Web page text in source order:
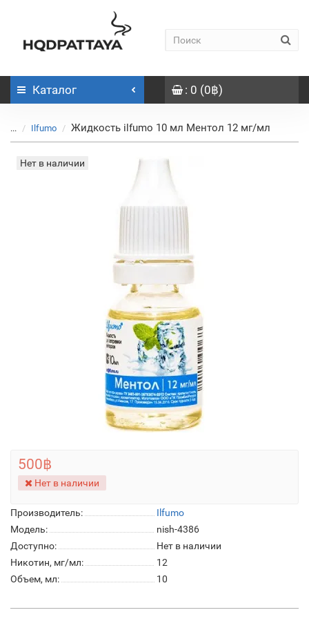
Каталог : 0 (0฿)
... Ilfumo Жидкость ilfumo 10 мл Ментол 12 мг/мл
Нет в наличии
Производитель:
Ilfumo
Модель:
nish-4386
Доступно:
Нет в наличии
Никотин, мг/мл:
12
Объем, мл:
10
500฿
Нет в наличии